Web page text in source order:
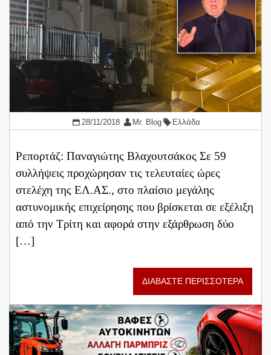
28/11/2018 Mr. Blog Ελλάδα
Ρεπορτάζ: Παναγιώτης Βλαχουτσάκος Σε 59
συλλήψεις προχώρησαν τις τελευταίες ώρες
στελέχη της ΕΛ.ΑΣ., στο πλαίσιο μεγάλης
αστυνομικής επιχείρησης που βρίσκεται σε εξέλιξη
από την Τρίτη και αφορά στην εξάρθρωση δύο
[…]
ΔΙΑΒΑΣΤΕ ΠΕΡΙΣΣΟΤΕΡΑ